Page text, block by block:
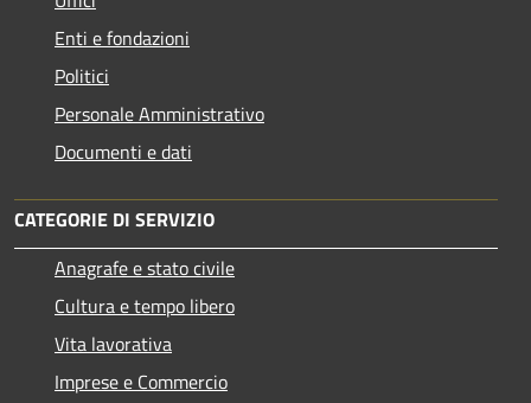
Enti e fondazioni
Politici
Personale Amministrativo
Documenti e dati
CATEGORIE DI SERVIZIO
Anagrafe e stato civile
Cultura e tempo libero
Vita lavorativa
Imprese e Commercio